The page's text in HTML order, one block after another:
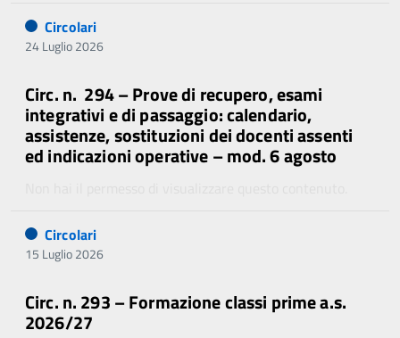
Circolari
24 Luglio 2026
Circ. n. 294 – Prove di recupero, esami
integrativi e di passaggio: calendario,
assistenze, sostituzioni dei docenti assenti
ed indicazioni operative – mod. 6 agosto
Circolari
15 Luglio 2026
Circ. n. 293 – Formazione classi prime a.s.
2026/27